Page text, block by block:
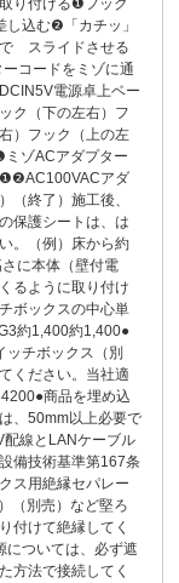
り付ける❶フック
し込む❷「カチッ」
スライドさせる
コードをミゾに通
電源卓上ベー
ク（下の左右）フ
）フック（上の左
ゾACアダプター
アダ
（終了）施工後、
保護シートは、は
。（例）床から約
に本体（壁付電
るように取り付け
ボックスの中心単
約1,400約1,400●
ッチボックス（別
ください。当社適
商品を埋め込
、50mm以上必要で
線とLANケーブル
備技術基準第167条
ス用絶縁セパレー
（別売）など堅ろ
付けて絶縁してく
については、必ず遮
方法で接続してく